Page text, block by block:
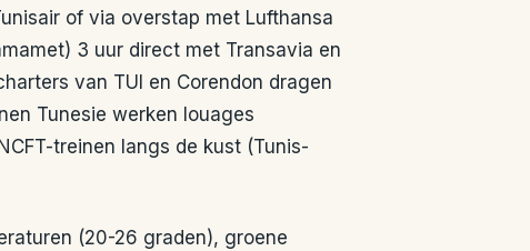
of via overstap met Lufthansa
3 uur direct met Transavia en
van TUI en Corendon dragen
Tunesie werken louages
treinen langs de kust (Tunis-
(20-26 graden), groene